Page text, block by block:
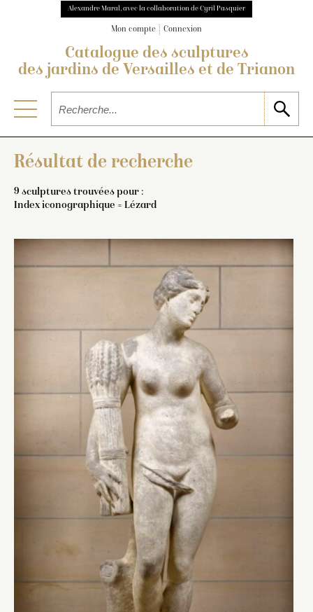
Alexandre Maral, avec la collaboration de Cyril Pasquier
Mon compte Connexion
Catalogue des sculptures
des jardins de Versailles et de Trianon
Résultat de recherche
9 sculptures trouvées pour :
Index iconographique = Lézard